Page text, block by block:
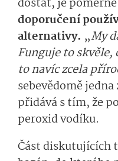
dostat, je
doporučení
alternativy. „My
Funguje to skvěle,
to navíc zcela
sebevědomě
přidává s tím, že
peroxid vodíku.
Část diskutujících